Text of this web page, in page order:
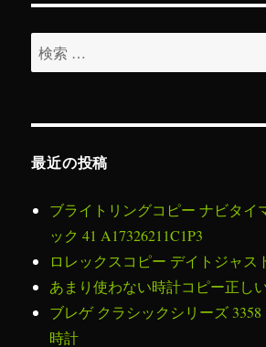
検
索
象:
最近の投稿
ブライトリングコピー ナビタイ
ック 41 A17326211C1P3
ロレックスコピー デイトジャス
あまり使わない時計コピー正し
ブレゲ クラシックシリーズ
時計